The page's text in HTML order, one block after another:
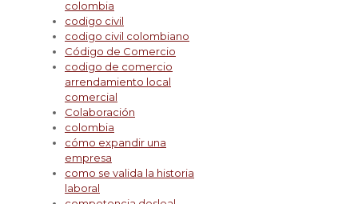
colombia
codigo civil
codigo civil colombiano
Código de Comercio
codigo de comercio
arrendamiento local
comercial
Colaboración
colombia
cómo expandir una
empresa
como se valida la historia
laboral